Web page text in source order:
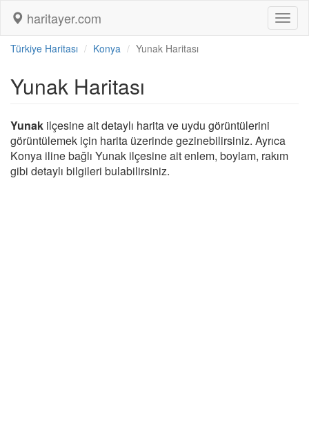
haritayer.com
Türkiye Haritası Konya Yunak Haritası
Yunak Haritası
Yunak ilçesine ait detaylı harita ve uydu görüntülerini
görüntülemek için harita üzerinde gezinebilirsiniz. Ayrıca
Konya iline bağlı Yunak ilçesine ait enlem, boylam, rakım
gibi detaylı bilgileri bulabilirsiniz.